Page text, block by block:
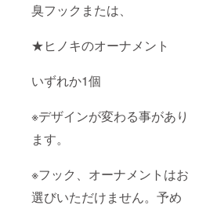
臭フックまたは、
★ヒノキのオーナメント
いずれか1個
※デザインが変わる事があり
ます。
※フック、オーナメントはお
選びいただけません。予め